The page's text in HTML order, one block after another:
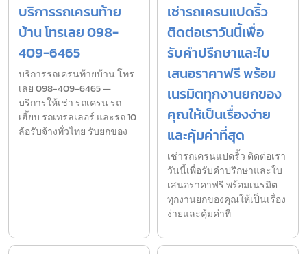
บริการรถเครนท้าย
บ้าน โทรเลย 098-
409-6465
บริการรถเครนท้ายบ้าน โทร
เลย 098-409-6465 —
บริการให้เช่า รถเครน รถ
เฮี๊ยบ รถเทรลเลอร์ และรถ 10
ล้อรับจ้างทั่วไทย รับยกของ
เช่ารถเครนแปดริ้ว
ติดต่อเราวันนี้เพื่อ
รับคำปรึกษาและใบ
เสนอราคาฟรี พร้อม
เนรมิตทุกงานยกของ
คุณให้เป็นเรื่องง่าย
และคุ้มค่าที่สุด
เช่ารถเครนแปดริ้ว ติดต่อเรา
วันนี้เพื่อรับคำปรึกษาและใบ
เสนอราคาฟรี พร้อมเนรมิต
ทุกงานยกของคุณให้เป็นเรื่อง
ง่ายและคุ้มค่าที